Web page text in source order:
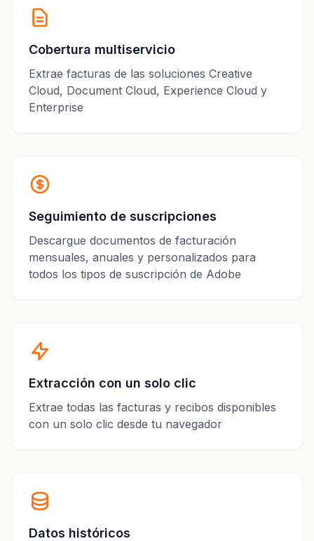
Cobertura multiservicio
Extrae facturas de las soluciones Creative
Cloud, Document Cloud, Experience Cloud y
Enterprise
Seguimiento de suscripciones
Descargue documentos de facturación
mensuales, anuales y personalizados para
todos los tipos de suscripción de Adobe
Extracción con un solo clic
Extrae todas las facturas y recibos disponibles
con un solo clic desde tu navegador
Datos históricos